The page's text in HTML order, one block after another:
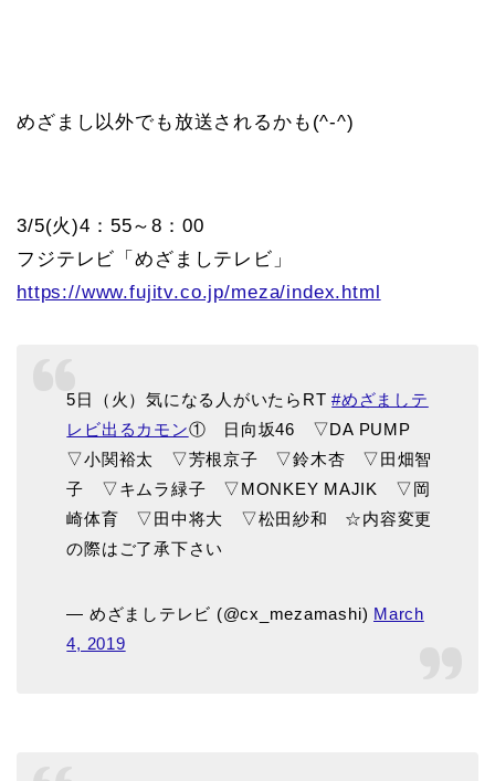
めざまし以外でも放送されるかも(^-^)
3/5(火)4：55～8：00
フジテレビ「めざましテレビ」
https://www.fujitv.co.jp/meza/index.html
5日（火）気になる人がいたらRT#めざましテ
レビ出るカモン① 日向坂46 ▽DA PUMP
▽小関裕太 ▽芳根京子 ▽鈴木杏 ▽田畑智
子 ▽キムラ緑子 ▽MONKEY MAJIK ▽岡
崎体育 ▽田中将大 ▽松田紗和 ☆内容変更
の際はご了承下さい
— めざましテレビ (@cx_mezamashi) March
4, 2019